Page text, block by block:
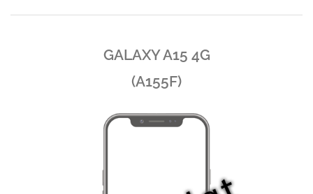
GALAXY A15 4G
(A155F)